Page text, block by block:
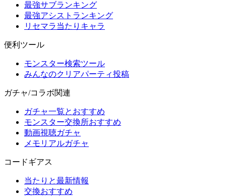
最強サブランキング
最強アシストランキング
リセマラ当たりキャラ
便利ツール
モンスター検索ツール
みんなのクリアパーティ投稿
ガチャ/コラボ関連
ガチャ一覧とおすすめ
モンスター交換所おすすめ
動画視聴ガチャ
メモリアルガチャ
コードギアス
当たりと最新情報
交換おすすめ